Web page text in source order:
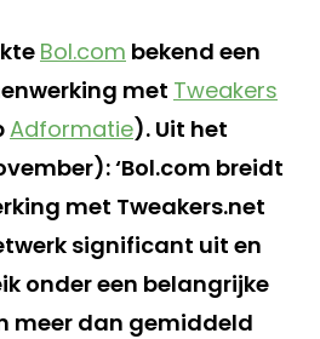
Bol.com bekend een
met Tweakers
Adformatie). Uit het
‘Bol.com breidt
met Tweakers.net
significant uit en
onder een belangrijke
meer dan gemiddeld